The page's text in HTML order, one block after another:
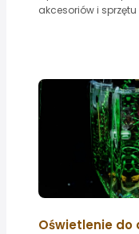
akcesoriów i
Oświetlenie